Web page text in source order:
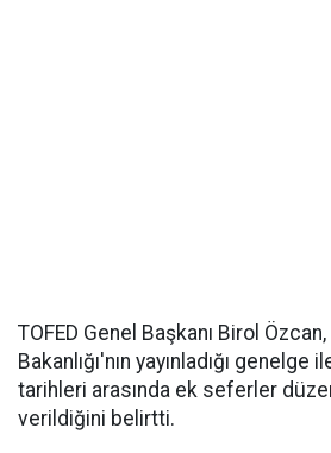
TOFED Genel Başkanı Birol
Bakanlığı'nın yayınladığı genelge
tarihleri arasında ek seferler
verildiğini belirtti.